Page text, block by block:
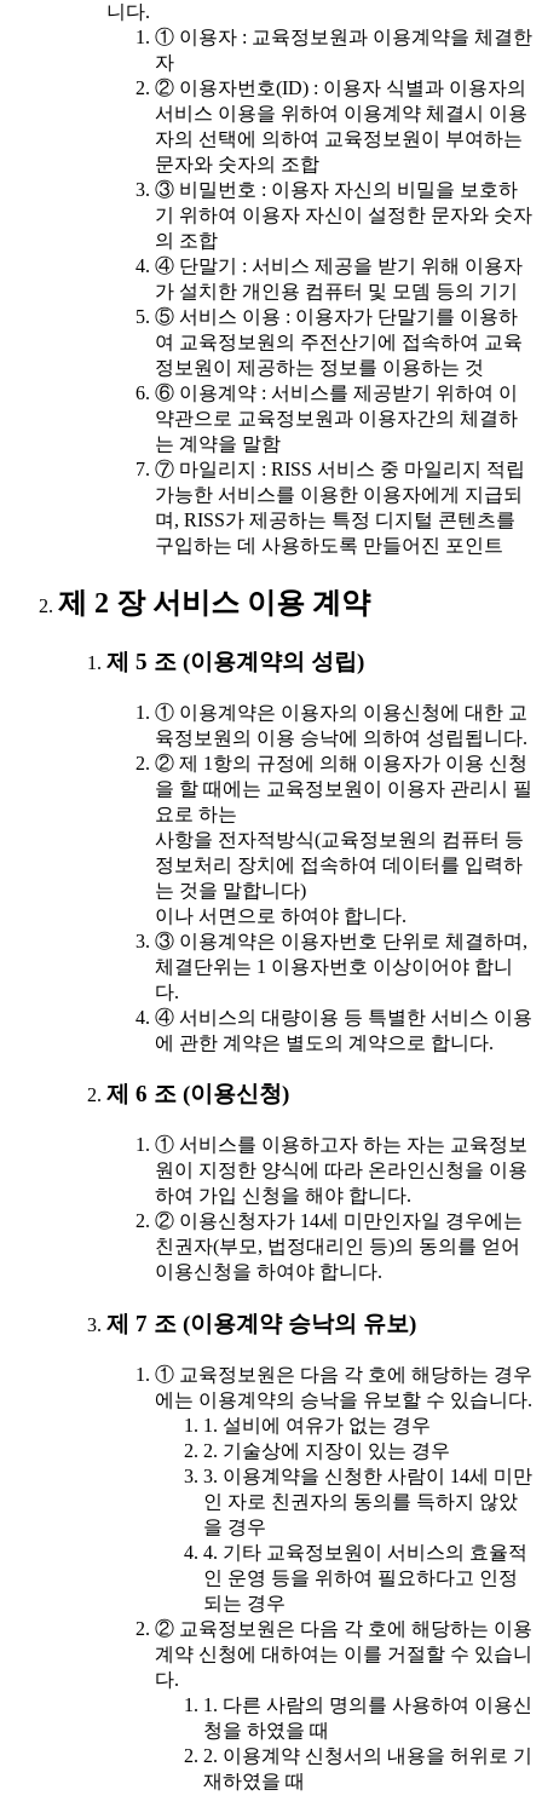
니다.
① 이용자 : 교육정보원과 이용계약을 체결한
자
② 이용자번호(ID) : 이용자 식별과 이용자의
서비스 이용을 위하여 이용계약 체결시 이용
자의 선택에 의하여 교육정보원이 부여하는
문자와 숫자의 조합
③ 비밀번호 : 이용자 자신의 비밀을 보호하
기 위하여 이용자 자신이 설정한 문자와 숫자
의 조합
④ 단말기 : 서비스 제공을 받기 위해 이용자
가 설치한 개인용 컴퓨터 및 모뎀 등의 기기
⑤ 서비스 이용 : 이용자가 단말기를 이용하
여 교육정보원의 주전산기에 접속하여 교육
정보원이 제공하는 정보를 이용하는 것
⑥ 이용계약 : 서비스를 제공받기 위하여 이
약관으로 교육정보원과 이용자간의 체결하
는 계약을 말함
⑦ 마일리지 : RISS 서비스 중 마일리지 적립
가능한 서비스를 이용한 이용자에게 지급되
며, RISS가 제공하는 특정 디지털 콘텐츠를
구입하는 데 사용하도록 만들어진 포인트
제 2 장 서비스 이용 계약
제 5 조 (이용계약의 성립)
① 이용계약은 이용자의 이용신청에 대한 교
육정보원의 이용 승낙에 의하여 성립됩니다.
② 제 1항의 규정에 의해 이용자가 이용 신청
을 할 때에는 교육정보원이 이용자 관리시 필
요로 하는
사항을 전자적방식(교육정보원의 컴퓨터 등
정보처리 장치에 접속하여 데이터를 입력하
는 것을 말합니다)
이나 서면으로 하여야 합니다.
③ 이용계약은 이용자번호 단위로 체결하며,
체결단위는 1 이용자번호 이상이어야 합니
다.
④ 서비스의 대량이용 등 특별한 서비스 이용
에 관한 계약은 별도의 계약으로 합니다.
제 6 조 (이용신청)
① 서비스를 이용하고자 하는 자는 교육정보
원이 지정한 양식에 따라 온라인신청을 이용
하여 가입 신청을 해야 합니다.
② 이용신청자가 14세 미만인자일 경우에는
친권자(부모, 법정대리인 등)의 동의를 얻어
이용신청을 하여야 합니다.
제 7 조 (이용계약 승낙의 유보)
① 교육정보원은 다음 각 호에 해당하는 경우
에는 이용계약의 승낙을 유보할 수 있습니다.
1. 설비에 여유가 없는 경우
2. 기술상에 지장이 있는 경우
3. 이용계약을 신청한 사람이 14세 미만
인 자로 친권자의 동의를 득하지 않았
을 경우
4. 기타 교육정보원이 서비스의 효율적
인 운영 등을 위하여 필요하다고 인정
되는 경우
② 교육정보원은 다음 각 호에 해당하는 이용
계약 신청에 대하여는 이를 거절할 수 있습니
다.
1. 다른 사람의 명의를 사용하여 이용신
청을 하였을 때
2. 이용계약 신청서의 내용을 허위로 기
재하였을 때